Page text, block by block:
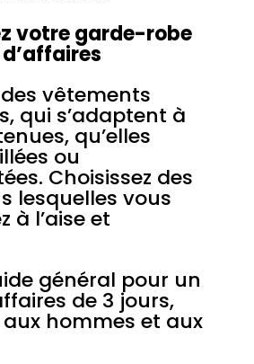
votre garde-robe
vêtements
qui s’adaptent à
qu’elles
ou
Choisissez des
lesquelles vous
à l’aise et
général pour un
de 3 jours,
hommes et aux